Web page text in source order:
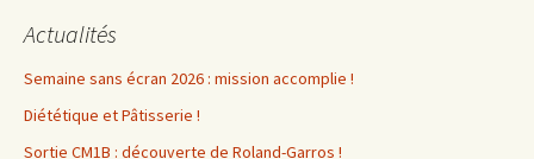
Actualités
Semaine sans écran 2026 : mission accomplie !
Diététique et Pâtisserie !
Sortie CM1B : découverte de Roland-Garros !